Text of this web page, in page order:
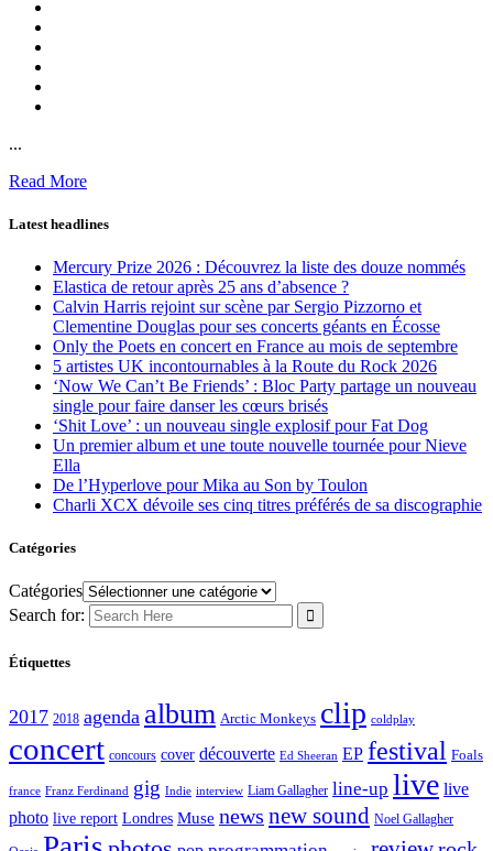
...
Read More
Latest headlines
Mercury Prize 2026 : Découvrez la liste des douze nommés
Elastica de retour après 25 ans d’absence ?
Calvin Harris rejoint sur scène par Sergio Pizzorno et
Clementine Douglas pour ses concerts géants en Écosse
Only the Poets en concert en France au mois de septembre
5 artistes UK incontournables à la Route du Rock 2026
‘Now We Can’t Be Friends’ : Bloc Party partage un nouveau
single pour faire danser les cœurs brisés
‘Shit Love’ : un nouveau single explosif pour Fat Dog
Un premier album et une toute nouvelle tournée pour Nieve
Ella
De l’Hyperlove pour Mika au Son by Toulon
Charli XCX dévoile ses cinq titres préférés de sa discographie
Catégories
Catégories
Search for:
Étiquettes
2017 2018 agenda album Arctic Monkeys clip coldplay
concert concours cover découverte Ed Sheeran EP festival Foals
france Franz Ferdinand gig Indie interview Liam Gallagher line-up live live
photo live report Londres Muse news new sound Noel Gallagher